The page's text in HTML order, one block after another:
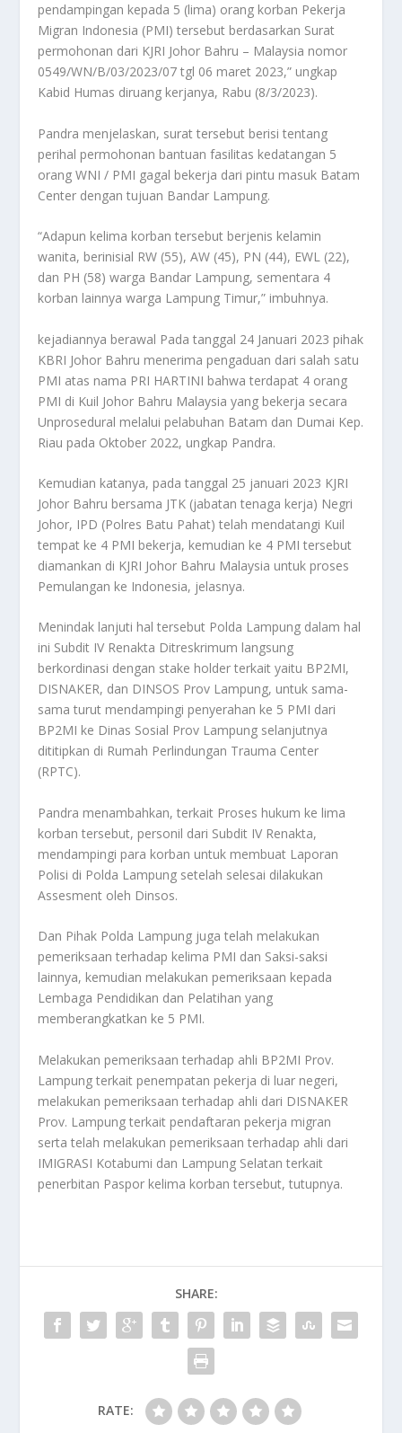
pendampingan kepada 5 (lima) orang korban Pekerja
Migran Indonesia (PMI) tersebut berdasarkan Surat
permohonan dari KJRI Johor Bahru – Malaysia nomor
0549/WN/B/03/2023/07 tgl 06 maret 2023,” ungkap
Kabid Humas diruang kerjanya, Rabu (8/3/2023).
Pandra menjelaskan, surat tersebut berisi tentang
perihal permohonan bantuan fasilitas kedatangan 5
orang WNI / PMI gagal bekerja dari pintu masuk Batam
Center dengan tujuan Bandar Lampung.
“Adapun kelima korban tersebut berjenis kelamin
wanita, berinisial RW (55), AW (45), PN (44), EWL (22),
dan PH (58) warga Bandar Lampung, sementara 4
korban lainnya warga Lampung Timur,” imbuhnya.
kejadiannya berawal Pada tanggal 24 Januari 2023 pihak
KBRI Johor Bahru menerima pengaduan dari salah satu
PMI atas nama PRI HARTINI bahwa terdapat 4 orang
PMI di Kuil Johor Bahru Malaysia yang bekerja secara
Unprosedural melalui pelabuhan Batam dan Dumai Kep.
Riau pada Oktober 2022, ungkap Pandra.
Kemudian katanya, pada tanggal 25 januari 2023 KJRI
Johor Bahru bersama JTK (jabatan tenaga kerja) Negri
Johor, IPD (Polres Batu Pahat) telah mendatangi Kuil
tempat ke 4 PMI bekerja, kemudian ke 4 PMI tersebut
diamankan di KJRI Johor Bahru Malaysia untuk proses
Pemulangan ke Indonesia, jelasnya.
Menindak lanjuti hal tersebut Polda Lampung dalam hal
ini Subdit IV Renakta Ditreskrimum langsung
berkordinasi dengan stake holder terkait yaitu BP2MI,
DISNAKER, dan DINSOS Prov Lampung, untuk sama-
sama turut mendampingi penyerahan ke 5 PMI dari
BP2MI ke Dinas Sosial Prov Lampung selanjutnya
dititipkan di Rumah Perlindungan Trauma Center
(RPTC).
Pandra menambahkan, terkait Proses hukum ke lima
korban tersebut, personil dari Subdit IV Renakta,
mendampingi para korban untuk membuat Laporan
Polisi di Polda Lampung setelah selesai dilakukan
Assesment oleh Dinsos.
Dan Pihak Polda Lampung juga telah melakukan
pemeriksaan terhadap kelima PMI dan Saksi-saksi
lainnya, kemudian melakukan pemeriksaan kepada
Lembaga Pendidikan dan Pelatihan yang
memberangkatkan ke 5 PMI.
Melakukan pemeriksaan terhadap ahli BP2MI Prov.
Lampung terkait penempatan pekerja di luar negeri,
melakukan pemeriksaan terhadap ahli dari DISNAKER
Prov. Lampung terkait pendaftaran pekerja migran
serta telah melakukan pemeriksaan terhadap ahli dari
IMIGRASI Kotabumi dan Lampung Selatan terkait
penerbitan Paspor kelima korban tersebut, tutupnya.
SHARE:
RATE: